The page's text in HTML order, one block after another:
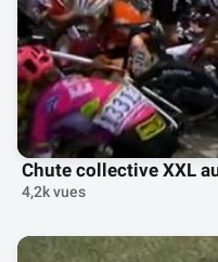
Chute collective XXL
4,2k vues